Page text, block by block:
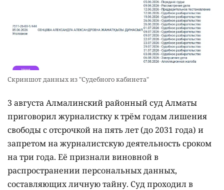
Скриншот данных из "Судебного кабинета"
3 августа Алмалинский районный суд Алматы
приговорил журналистку к трём годам лишения
свободы с отсрочкой на пять лет (до 2031 года) и
запретом на журналистскую деятельность сроком
на три года. Её признали виновной в
распространении персональных данных,
составляющих личную тайну. Суд проходил в